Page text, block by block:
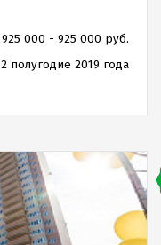
925 000 - 925 000 руб.
2 полугодие 2019 года